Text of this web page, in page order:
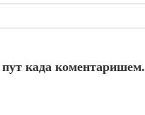
пут када коментаришем.